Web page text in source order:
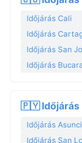
Időjárás Cali
Időjárás
Időjárás San
Időjárás
🇵🇾 Időjárás
Időjárás
Időjárás San